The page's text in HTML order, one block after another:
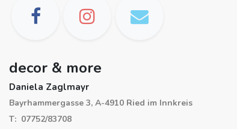
decor & more
Daniela Zaglmayr
Bayrhammergasse 3, A-4910 Ried im Innkreis
T: 07752/83708